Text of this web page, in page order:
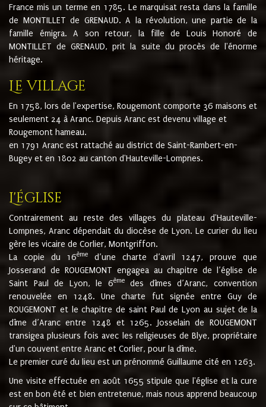
France mis un terme en 1785. Le marquisat resta dans la famille
de MONTILLET de GRENAUD. A la révolution, une partie de la
famille émigra. A son retour, la fille de Louis Honoré de
MONTILLET de GRENAUD, prit la suite du procès de l'énorme
héritage.
Le village
En 1758, lors de l'expertise, Rougemont comporte 36 maisons et
seulement 24 à Aranc. Depuis Aranc est devenu village et
Rougemont hameau.
en 1791 Aranc est rattaché au district de Saint-Rambert-en-
Bugey et en 1802 au canton d'Hauteville-Lompnes.
L'église
Contrairement au reste des villages du plateau d'Hauteville-
Lompnes, Aranc dépendait du diocèse de Lyon. Le curier du lieu
gère les vicaire de Corlier, Montgriffon.
La copie du 16ème
d’une charte d’avril 1247, prouve que
Josserand de ROUGEMONT engagea au chapitre de l’église de
Saint Paul de Lyon, le 6èmedes dîmes d’Aranc, convention
renouvelée en 1248. Une charte fut signée entre Guy de
ROUGEMONT et le chapitre de saint Paul de Lyon au sujet de la
dîme d’Aranc entre 1248 et 1265. Josselain de ROUGEMONT
transigea plusieurs fois avec les religieuses de Blye, propriétaire
d'un couvent entre Aranc et Corlier, pour la dîme.
Le premier curé du lieu est un prénommé Guillaume cité en 1263.
Une visite effectuée en août 1655 stipule que l'église et la cure
est en bon été et bien entretenue, mais nous apprend beaucoup